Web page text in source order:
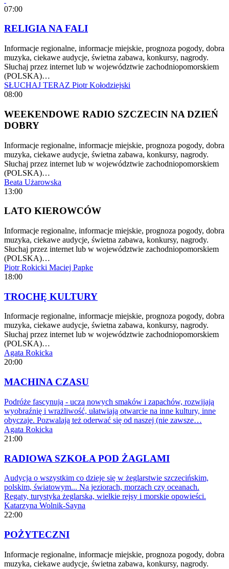
07:00
RELIGIA NA FALI
Informacje regionalne, informacje miejskie, prognoza pogody, dobra
muzyka, ciekawe audycje, świetna zabawa, konkursy, nagrody.
Słuchaj przez internet lub w województwie zachodniopomorskiem
(POLSKA)…
SŁUCHAJ TERAZ Piotr Kołodziejski
08:00
WEEKENDOWE RADIO SZCZECIN NA DZIEŃ
DOBRY
Informacje regionalne, informacje miejskie, prognoza pogody, dobra
muzyka, ciekawe audycje, świetna zabawa, konkursy, nagrody.
Słuchaj przez internet lub w województwie zachodniopomorskiem
(POLSKA)…
Beata Użarowska
13:00
LATO KIEROWCÓW
Informacje regionalne, informacje miejskie, prognoza pogody, dobra
muzyka, ciekawe audycje, świetna zabawa, konkursy, nagrody.
Słuchaj przez internet lub w województwie zachodniopomorskiem
(POLSKA)…
Piotr Rokicki Maciej Papke
18:00
TROCHĘ KULTURY
Informacje regionalne, informacje miejskie, prognoza pogody, dobra
muzyka, ciekawe audycje, świetna zabawa, konkursy, nagrody.
Słuchaj przez internet lub w województwie zachodniopomorskiem
(POLSKA)…
Agata Rokicka
20:00
MACHINA CZASU
Podróże fascynują - uczą nowych smaków i zapachów, rozwijają
wyobraźnię i wrażliwość, ułatwiają otwarcie na inne kultury, inne
obyczaje. Pozwalają też oderwać się od naszej (nie zawsze…
Agata Rokicka
21:00
RADIOWA SZKOŁA POD ŻAGLAMI
Audycja o wszystkim co dzieje się w żeglarstwie szczecińskim,
polskim, światowym... Na jeziorach, morzach czy oceanach.
Regaty, turystyka żeglarska, wielkie rejsy i morskie opowieści.
Katarzyna Wolnik-Sayna
22:00
POŻYTECZNI
Informacje regionalne, informacje miejskie, prognoza pogody, dobra
muzyka, ciekawe audycje, świetna zabawa, konkursy, nagrody.